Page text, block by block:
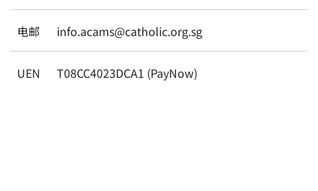
电邮 info.acams@catholic.org.sg
UEN T08CC4023DCA1 (PayNow)